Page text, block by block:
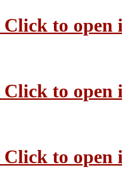
Click to open
Click to open
Click to open